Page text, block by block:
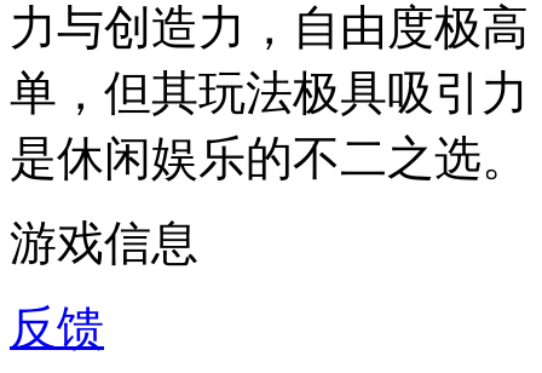
力与创造力，自由度极
单，但其玩法极具吸引
是休闲娱乐的不二之选。
游戏信息
反馈